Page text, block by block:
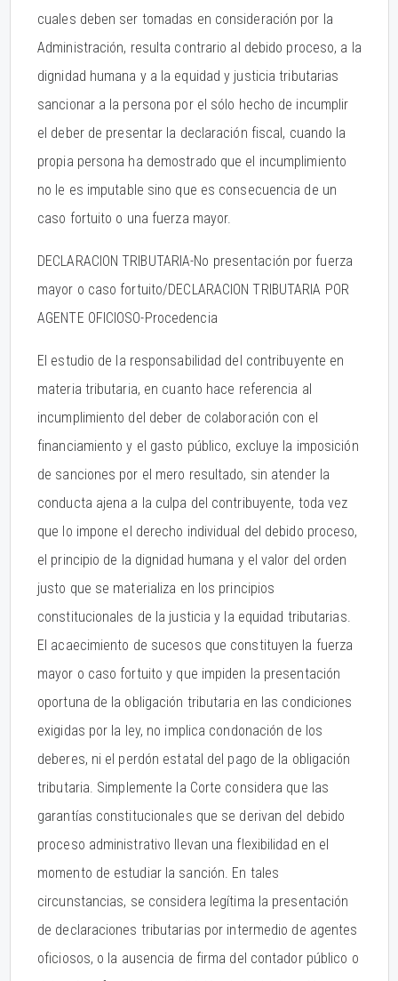
cuales deben ser tomadas en consideración por la
Administración, resulta contrario al debido proceso, a la
dignidad humana y a la equidad y justicia tributarias
sancionar a la persona por el sólo hecho de incumplir
el deber de presentar la declaración fiscal, cuando la
propia persona ha demostrado que el incumplimiento
no le es imputable sino que es consecuencia de un
caso fortuito o una fuerza mayor.
DECLARACION TRIBUTARIA-No presentación por fuerza
mayor o caso fortuito/DECLARACION TRIBUTARIA POR
AGENTE OFICIOSO-Procedencia
El estudio de la responsabilidad del contribuyente en
materia tributaria, en cuanto hace referencia al
incumplimiento del deber de colaboración con el
financiamiento y el gasto público, excluye la imposición
de sanciones por el mero resultado, sin atender la
conducta ajena a la culpa del contribuyente, toda vez
que lo impone el derecho individual del debido proceso,
el principio de la dignidad humana y el valor del orden
justo que se materializa en los principios
constitucionales de la justicia y la equidad tributarias.
El acaecimiento de sucesos que constituyen la fuerza
mayor o caso fortuito y que impiden la presentación
oportuna de la obligación tributaria en las condiciones
exigidas por la ley, no implica condonación de los
deberes, ni el perdón estatal del pago de la obligación
tributaria. Simplemente la Corte considera que las
garantías constitucionales que se derivan del debido
proceso administrativo llevan una flexibilidad en el
momento de estudiar la sanción. En tales
circunstancias, se considera legítima la presentación
de declaraciones tributarias por intermedio de agentes
oficiosos, o la ausencia de firma del contador público o